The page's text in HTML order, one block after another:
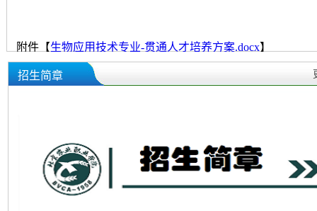
附件【生物应用技术专业-贯通人才培养方案.docx】
附件【园林技术专业-贯通人才培养方案.doc】
附件【园艺技术专业-贯通人才培养方案.doc
招生简章